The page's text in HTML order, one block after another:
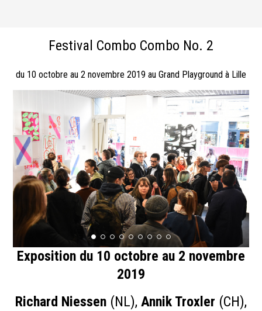
Festival Combo Combo No. 2
du 10 octobre au 2 novembre 2019 au Grand Playground à Lille
Exposition du 10 octobre au 2 novembre
2019
Richard Niessen (NL), Annik Troxler (CH),